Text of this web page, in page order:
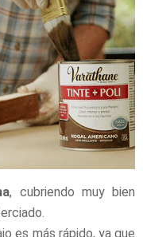
, cubriendo muy bien
es más rápido, ya que